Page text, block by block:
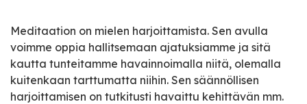
Meditaation on mielen harjoittamista. Sen avulla
voimme oppia hallitsemaan ajatuksiamme ja sitä
kautta tunteitamme havainnoimalla niitä, olemalla
kuitenkaan tarttumatta niihin. Sen säännöllisen
harjoittamisen on tutkitusti havaittu kehittävän mm.